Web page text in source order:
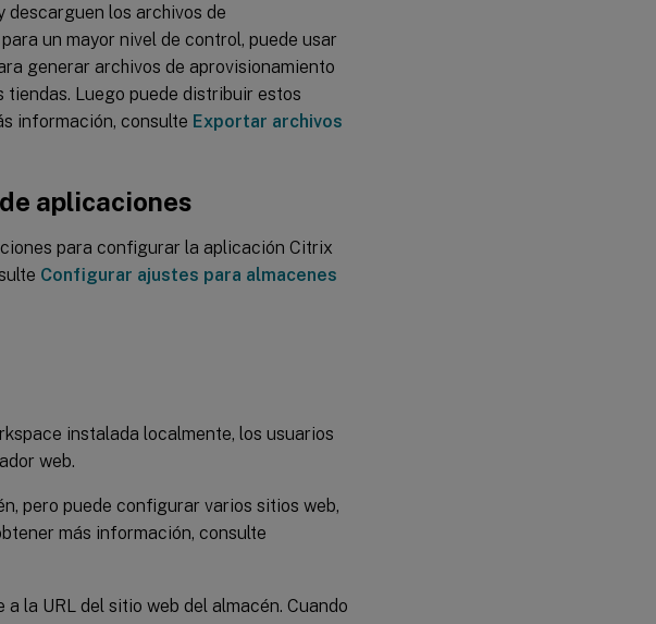
descarguen los archivos de
un mayor nivel de control, puede usar
generar archivos de aprovisionamiento
Luego puede distribuir estos
información, consulte Exportar archivos
aplicaciones
para configurar la aplicación Citrix
Configurar ajustes para almacenes
instalada localmente, los usuarios
web.
pero puede configurar varios sitios web,
más información, consulte
la URL del sitio web del almacén. Cuando